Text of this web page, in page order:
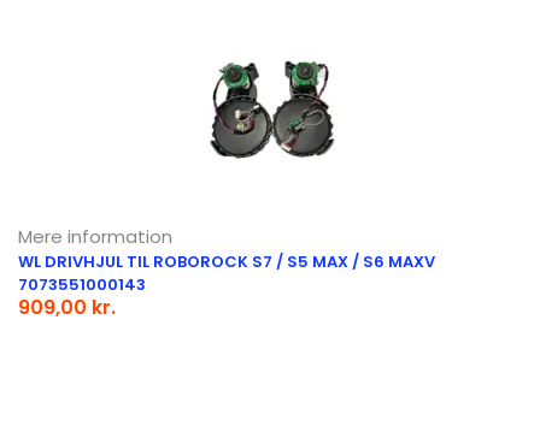
Mere information
WL DRIVHJUL TIL ROBOROCK S7 / S5 MAX / S6 MAXV
7073551000143
909,00 kr.